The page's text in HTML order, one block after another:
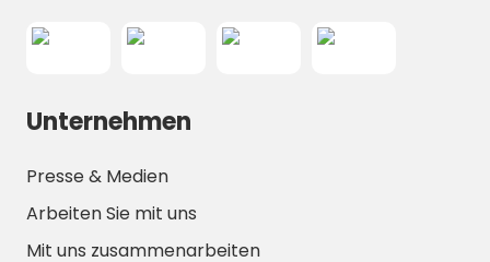
Unternehmen
Presse & Medien
Arbeiten Sie mit uns
Mit uns zusammenarbeiten